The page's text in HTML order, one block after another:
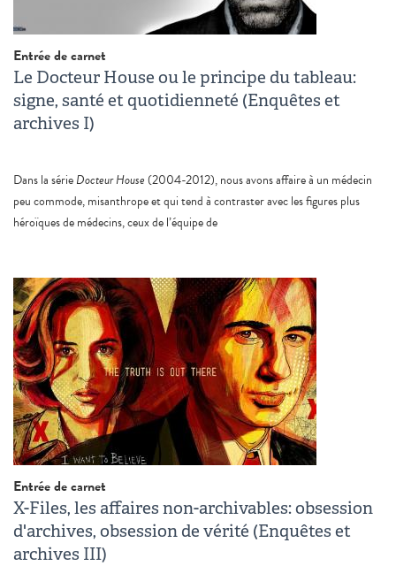
Entrée de carnet
Le Docteur House ou le principe du tableau:
signe, santé et quotidienneté (Enquêtes et
archives I)
Dans la sérieDocteur House(2004-2012), nous avons affaire à un médecin
peu commode, misanthrope et qui tend à contraster avec les figures plus
héroïques de médecins, ceux de l’équipe de
Entrée de carnet
X-Files, les affaires non-archivables: obsession
d'archives, obsession de vérité (Enquêtes et
archives III)